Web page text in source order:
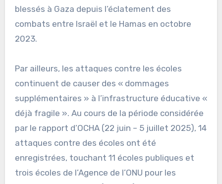
blessés à Gaza depuis l’éclatement des
combats entre Israël et le Hamas en octobre
2023.
Par ailleurs, les attaques contre les écoles
continuent de causer des « dommages
supplémentaires » à l’infrastructure éducative «
déjà fragile ». Au cours de la période considérée
par le rapport d’OCHA (22 juin – 5 juillet 2025), 14
attaques contre des écoles ont été
enregistrées, touchant 11 écoles publiques et
trois écoles de l’Agence de l’ONU pour les